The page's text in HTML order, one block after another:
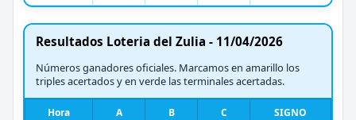
Resultados Loteria del Zulia - 11/04/2026
Números ganadores oficiales. Marcamos en amarillo los
triples acertados y en verde las terminales acertadas.
Hora A B C SIGNO